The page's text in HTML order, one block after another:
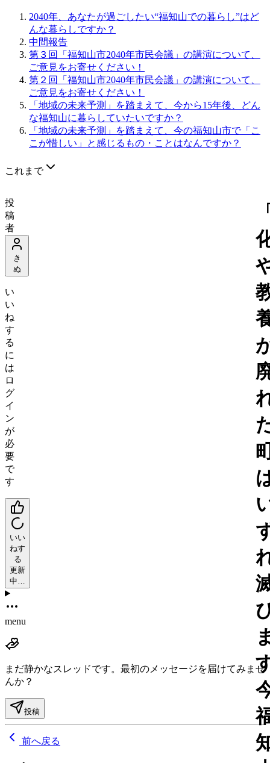
2040年、あなたが過ごしたい“福知山での暮らし”はど
んな暮らしですか？
中間報告
第３回「福知山市2040年市民会議」の講演について、
ご意見をお寄せください！
第２回「福知山市2040年市民会議」の講演について、
ご意見をお寄せください！
「地域の未来予測」を踏まえて、今から15年後、どん
な福知山に暮らしていたいですか？
「地域の未来予測」を踏まえて、今の福知山市で「こ
こが惜しい」と感じるもの・ことはなんですか？
これまで
投
稿
者
き
ぬ
い
い
ね
す
る
に
は
ロ
グ
イ
ン
が
必
要
で
す
いい
ねす
る
更新
中…
menu
まだ静かなスレッドです。 最初のメッセージを届けてみませ
んか？
投稿
前へ戻る